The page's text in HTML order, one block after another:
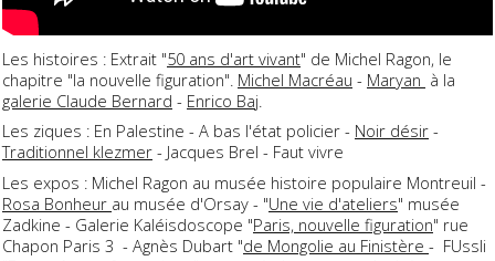
Les histoires : Extrait "50 ans d'art vivant" de Michel Ragon, le
chapitre "la nouvelle figuration". Michel Macréau - Maryan à la
galerie Claude Bernard - Enrico Baj.
Les ziques : En Palestine - A bas l'état policier - Noir désir -
Traditionnel klezmer - Jacques Brel - Faut vivre
Les expos : Michel Ragon au musée histoire populaire Montreuil -
Rosa Bonheur au musée d'Orsay - "Une vie d'ateliers" musée
Zadkine - Galerie Kaléisdoscope "Paris, nouvelle figuration" rue
Chapon Paris 3 - Agnès Dubart "de Mongolie au Finistère - FUssli